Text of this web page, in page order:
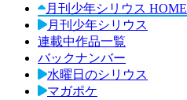
月刊少年シリウス HOME
月刊少年シリウス
連載中作品一覧
バックナンバー
水曜日のシリウス
マガポケ